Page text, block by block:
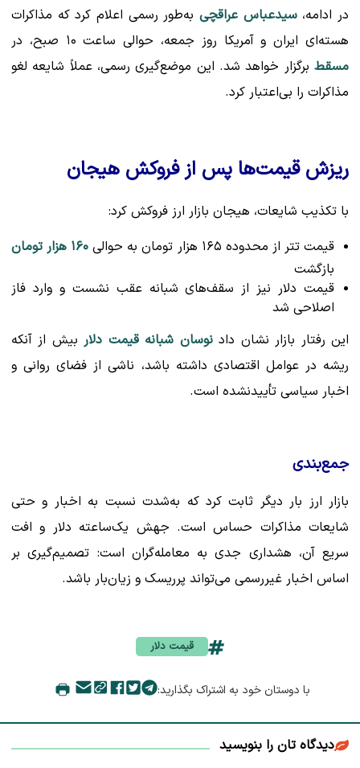
در ادامه،سیدعباس عراقچی به‌طور رسمی اعلام کرد که مذاکرات
هسته‌ای ایران و آمریکا روز جمعه، حوالی ساعت ۱۰ صبح، در
مسقط برگزار خواهد شد. این موضع‌گیری رسمی، عملاً شایعه لغو
مذاکرات را بی‌اعتبار کرد.
ریزش قیمت‌ها پس از فروکش هیجان
با تکذیب شایعات، هیجان بازار ارز فروکش کرد:
قیمت تتر از محدوده ۱۶۵ هزار تومان به حوالی
۱۶۰ هزار تومان
بازگشت
قیمت دلار نیز از سقف‌های شبانه عقب نشست و وارد فاز
اصلاحی شد
این رفتار بازار نشان دادنوسان شبانه قیمت دلاربیش از آنکه
ریشه در عوامل اقتصادی داشته باشد، ناشی از فضای روانی و
اخبار سیاسی تأییدنشده است.
جمع‌بندی
بازار ارز بار دیگر ثابت کرد که به‌شدت نسبت به اخبار و حتی
شایعات مذاکرات حساس است. جهش یک‌ساعته دلار و افت
سریع آن، هشداری جدی به معامله‌گران است: تصمیم‌گیری بر
اساس اخبار غیررسمی می‌تواند پرریسک و زیان‌بار باشد.
قیمت دلار
با دوستان خود به اشتراک بگذارید:
دیدگاه تان را بنویسید